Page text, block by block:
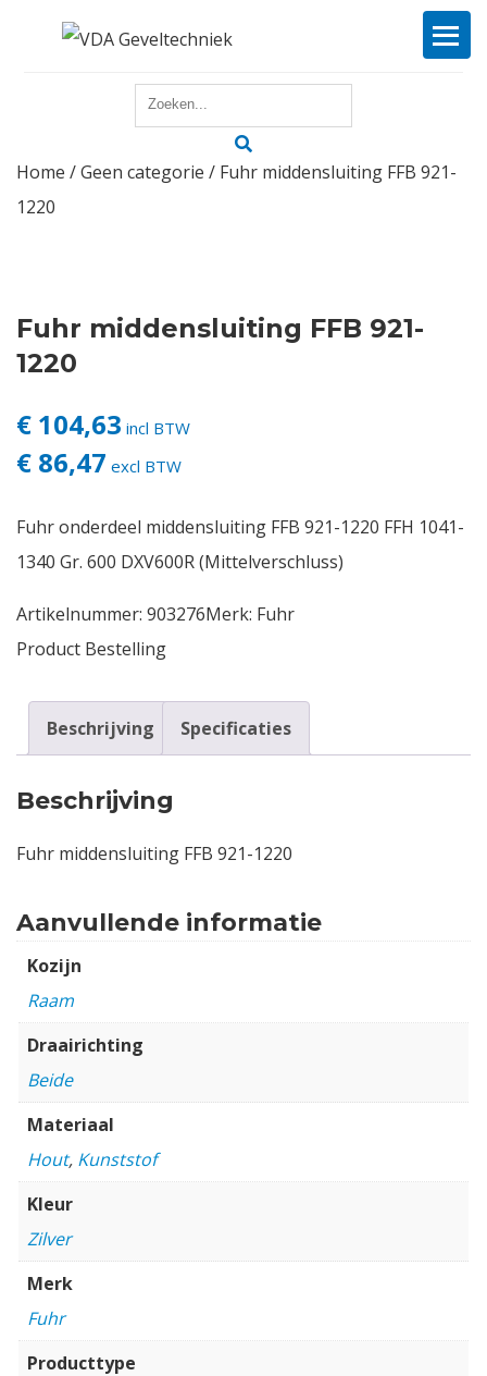
Reparatie
Producten
Offerte
Actueel
Contact
Vacatures
Home /Geen categorie / Fuhr middensluiting FFB 921-
1220
Fuhr middensluiting FFB 921-
1220
€ 104,63 incl BTW
€ 86,47 excl BTW
Fuhr onderdeel middensluiting FFB 921-1220 FFH 1041-
1340 Gr. 600 DXV600R (Mittelverschluss)
Artikelnummer: 903276Merk: Fuhr
Product Bestelling
Beschrijving Specificaties
Beschrijving
Fuhr middensluiting FFB 921-1220
Aanvullende informatie
Kozijn
Raam
Draairichting
Beide
Materiaal
Hout, Kunststof
Kleur
Zilver
Merk
Fuhr
Producttype